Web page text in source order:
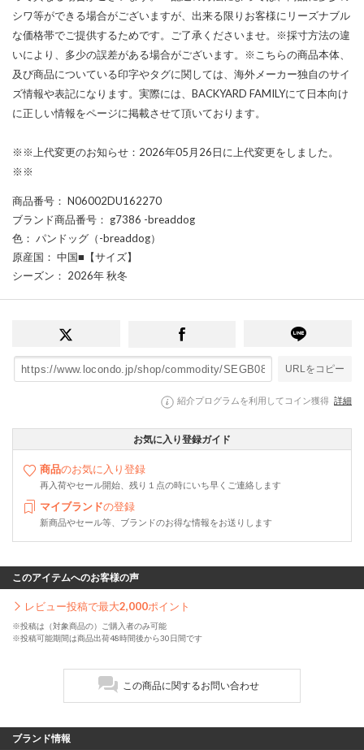
シワ等ができる場合がございますが、出来る限りお客様にリーズナブル
な価格帯でご提供するためです。ご了承くださいませ。※採寸方法の違
いにより、多少の誤差がある場合がございます。※こちらの商品本体、
及び商品についている印字やタグに関しては、海外メーカー独自のサイ
ズ情報や表記になります。実際には、BACKYARD FAMILYにて日本向け
に正しい情報をページに掲載させて頂いております。
※※上代変更のお知らせ：2026年05月26日に上代変更をしました。
※※
商品番号 ： N06002DU162270
ブランド商品番号 ： g7386 -breaddog
色 ： パンドッグ（-breaddog）
原産国 ： 中国■【サイズ】
シーズン ： 2026年 秋冬
URLをコピー
紹介プログラムを利用してコイン獲得 詳細
お気に入り登録ガイド
商品のお気に入り登録
再入荷やセール開始、残り１点の時にいち早くご連絡します
マイブランドの登録
新商品やセール等、ブランドのお得な情報をお送りします
このアイテムへのお客様の声
レビュー投稿で最大2,000ポイント
※投稿は（対象商品の）ご購入者のみ可能
※投稿可能期間は商品出荷48時間後から30日間です
この商品に関するお問い合わせ
ブランド情報